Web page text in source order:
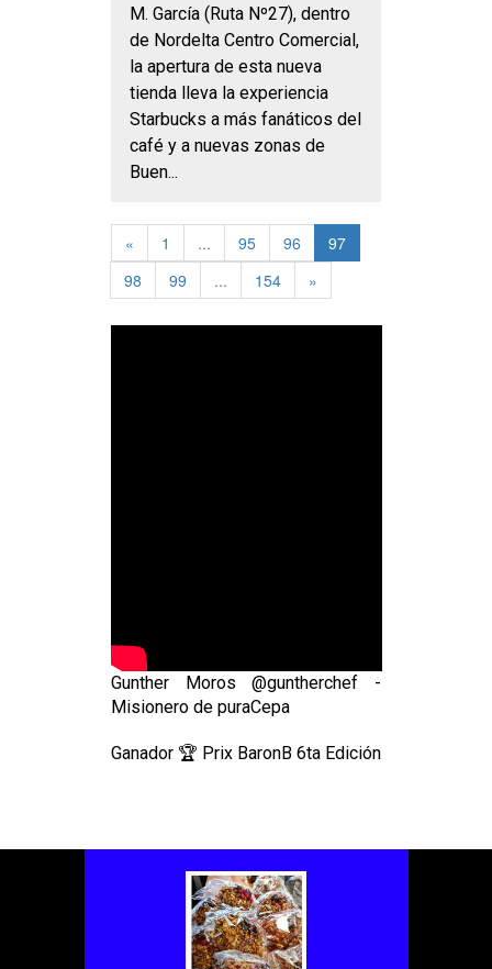
M. García (Ruta Nº27), dentro
de Nordelta Centro Comercial,
la apertura de esta nueva
tienda lleva la experiencia
Starbucks a más fanáticos del
café y a nuevas zonas de
Buen...
« 1 ... 95 96
97
98
99 ... 154 »
Gunther Moros @guntherchef -
Misionero de puraCepa
Ganador 🏆 Prix BaronB 6ta Edición